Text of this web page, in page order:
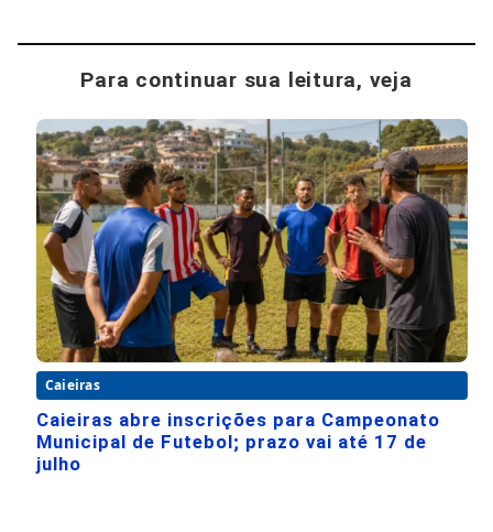
Para continuar sua leitura, veja
Caieiras
Caieiras abre inscrições para Campeonato
Municipal de Futebol; prazo vai até 17 de
julho